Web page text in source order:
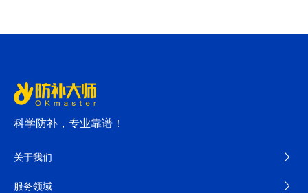
科学防补，专业靠谱！
关于我们
服务领域